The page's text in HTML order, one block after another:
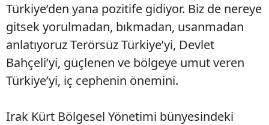
Türkiye’den yana pozitife gidiyor. Biz de nereye
gitsek yorulmadan, bıkmadan, usanmadan
anlatıyoruz Terörsüz Türkiye’yi, Devlet
Bahçeli’yi, güçlenen ve bölgeye umut veren
Türkiye’yi, iç cephenin önemini.
Irak Kürt Bölgesel Yönetimi bünyesindeki